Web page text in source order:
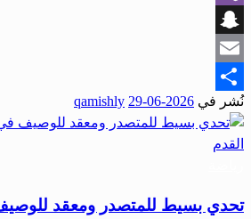
Viber
Snapchat
Email
Share
نُشر في 2026-06-29
qamishly
تحدي بسيط للمتصدر ومعقد